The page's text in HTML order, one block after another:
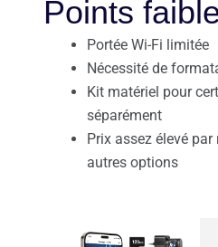
Points
Portée Wi-Fi limitée
Nécessité de
Kit matériel pour
séparément
Prix assez élevé
autres options